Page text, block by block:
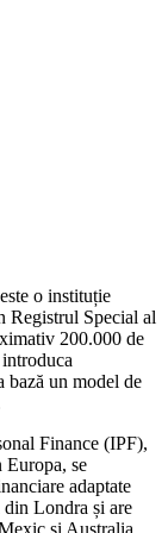
o instituție
Registrul Special al
200.000 de
un model de
Finance (IPF),
se
adaptate
din Londra și are
și Australia,